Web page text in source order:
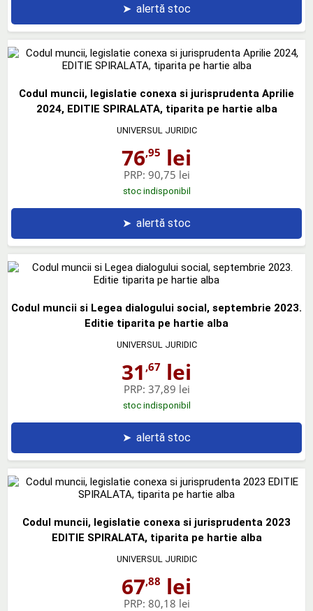
➤ alertă stoc
Codul muncii, legislatie conexa si jurisprudenta Aprilie
2024, EDITIE SPIRALATA, tiparita pe hartie alba
UNIVERSUL JURIDIC
76,95 lei
PRP: 90,75 lei
stoc indisponibil
➤ alertă stoc
Codul muncii si Legea dialogului social, septembrie 2023.
Editie tiparita pe hartie alba
UNIVERSUL JURIDIC
31 ,67 lei
PRP: 37,89 lei
stoc indisponibil
➤ alertă stoc
Codul muncii, legislatie conexa si jurisprudenta 2023
EDITIE SPIRALATA, tiparita pe hartie alba
UNIVERSUL JURIDIC
67,88 lei
PRP: 80,18 lei